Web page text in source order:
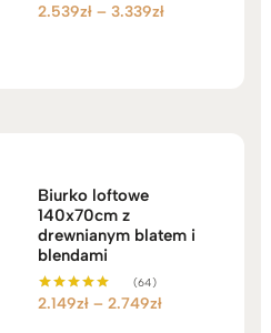
Oceniono
2.539zł – 3.339złZakres
Biurko loftowe
140x70cm z
drewnianym blatem i
blendami
Oceniono
(64)
2.149zł – 2.749złZakres